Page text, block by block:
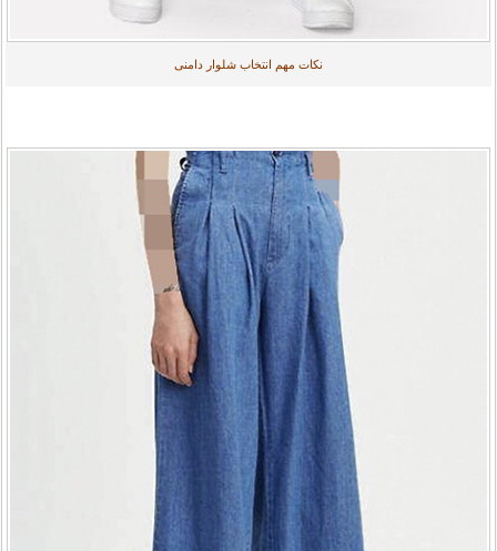
نکات مهم انتخاب شلوار دامنی